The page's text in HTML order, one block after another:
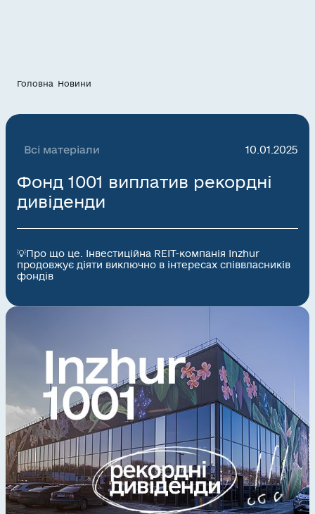
Головна Новини
Всі матеріали 10.01.2025
Фонд 1001 виплатив рекордні
дивіденди
💡Про що це. Інвестиційна REIT-компанія Inzhur
продовжує діяти виключно в інтересах співвласників
фондів